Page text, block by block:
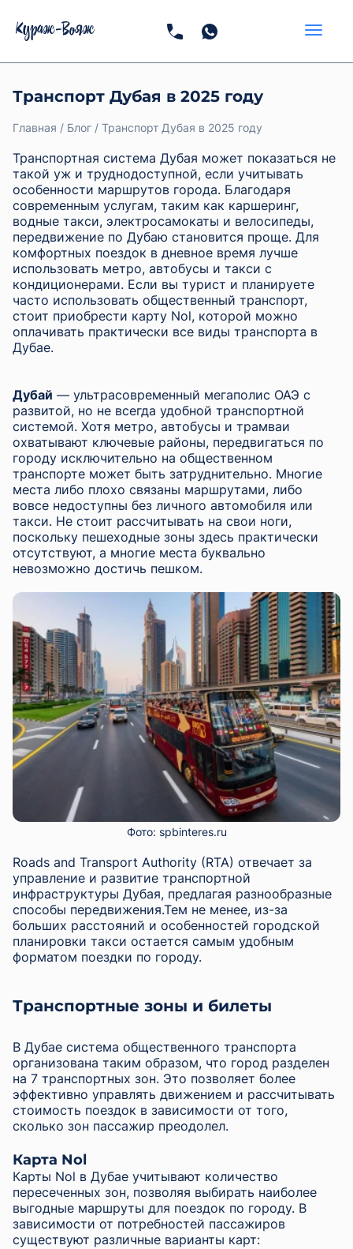
Транспорт Дубая в 2025 году
Главная Блог Транспорт Дубая в 2025 году
Транспортная система Дубая может показаться не
такой уж и труднодоступной, если учитывать
особенности маршрутов города. Благодаря
современным услугам, таким как каршеринг,
водные такси, электросамокаты и велосипеды,
передвижение по Дубаю становится проще. Для
комфортных поездок в дневное время лучше
использовать метро, автобусы и такси с
кондиционерами. Если вы турист и планируете
часто использовать общественный транспорт,
стоит приобрести карту Nol, которой можно
оплачивать практически все виды транспорта в
Дубае.
Дубай — ультрасовременный мегаполис ОАЭ с
развитой, но не всегда удобной транспортной
системой. Хотя метро, автобусы и трамваи
охватывают ключевые районы, передвигаться по
городу исключительно на общественном
транспорте может быть затруднительно. Многие
места либо плохо связаны маршрутами, либо
вовсе недоступны без личного автомобиля или
такси. Не стоит рассчитывать на свои ноги,
поскольку пешеходные зоны здесь практически
отсутствуют, а многие места буквально
невозможно достичь пешком.
Фото: spbinteres.ru
Roads and Transport Authority (RTA) отвечает за
управление и развитие транспортной
инфраструктуры Дубая, предлагая разнообразные
способы передвижения.Тем не менее, из-за
больших расстояний и особенностей городской
планировки такси остается самым удобным
форматом поездки по городу.
Транспортные зоны и билеты
В Дубае система общественного транспорта
организована таким образом, что город разделен
на 7 транспортных зон. Это позволяет более
эффективно управлять движением и рассчитывать
стоимость поездок в зависимости от того,
сколько зон пассажир преодолел.
Карта Nol
Карты Nol в Дубае учитывают количество
пересеченных зон, позволяя выбирать наиболее
выгодные маршруты для поездок по городу. В
зависимости от потребностей пассажиров
существуют различные варианты карт: